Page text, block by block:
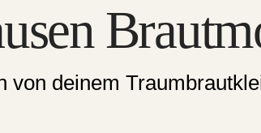
von deinem